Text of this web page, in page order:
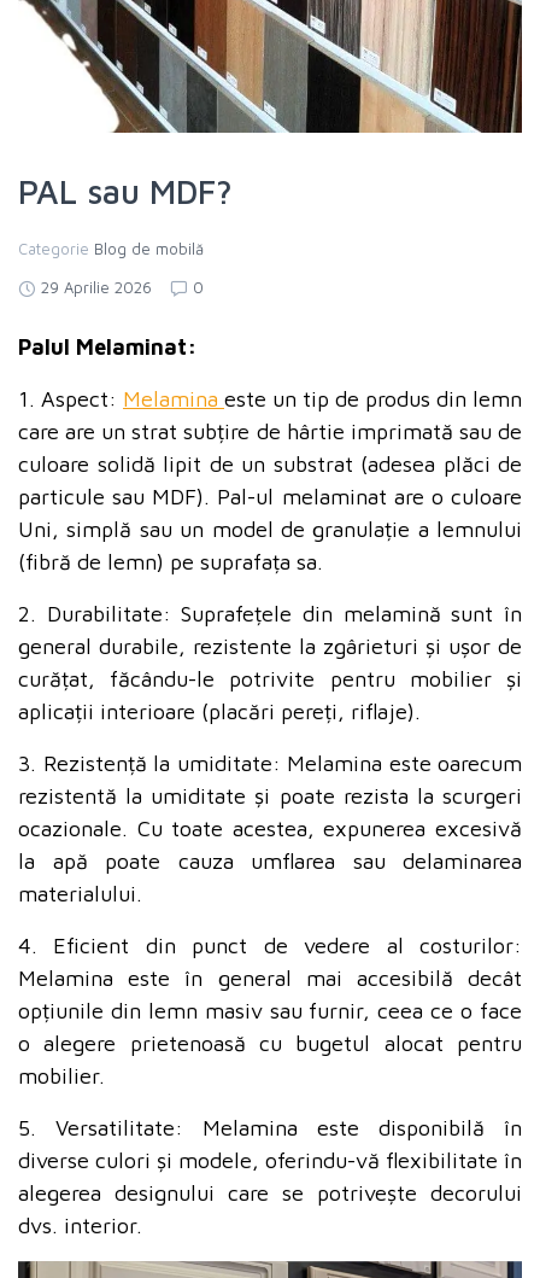
PAL sau MDF?
Categorie Blog de mobilă
29 Aprilie 2026
0
Palul Melaminat:
1. Aspect: Melamina este un tip de produs din lemn
care are un strat subțire de hârtie imprimată sau de
culoare solidă lipit de un substrat (adesea plăci de
particule sau MDF). Pal-ul melaminat are o culoare
Uni, simplă sau un model de granulație a lemnului
(fibră de lemn) pe suprafața sa.
2. Durabilitate: Suprafețele din melamină sunt în
general durabile, rezistente la zgârieturi și ușor de
curățat, făcându-le potrivite pentru mobilier și
aplicații interioare (placări pereți, riflaje).
3. Rezistență la umiditate: Melamina este oarecum
rezistentă la umiditate și poate rezista la scurgeri
ocazionale. Cu toate acestea, expunerea excesivă
la apă poate cauza umflarea sau delaminarea
materialului.
4. Eficient din punct de vedere al costurilor:
Melamina este în general mai accesibilă decât
opțiunile din lemn masiv sau furnir, ceea ce o face
o alegere prietenoasă cu bugetul alocat pentru
mobilier.
5. Versatilitate: Melamina este disponibilă în
diverse culori și modele, oferindu-vă flexibilitate în
alegerea designului care se potrivește decorului
dvs. interior.